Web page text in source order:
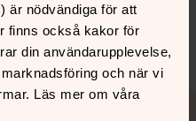
är nödvändiga för att
finns också kakor för
din användarupplevelse,
och när vi
Läs mer om våra